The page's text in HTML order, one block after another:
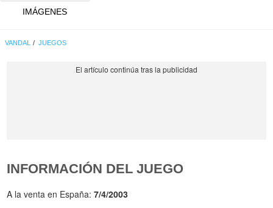
IMÁGENES
VANDAL JUEGOS
INFORMACIÓN DEL JUEGO
A la venta en España:7/4/2003